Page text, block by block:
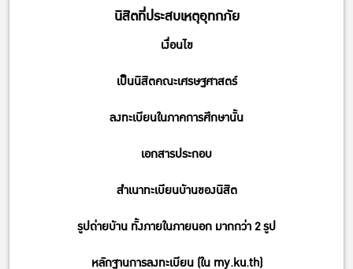
นิสิตที่ประสบเหตุอุทกภัย
เงื่อนไข
เป็นนิสิตคณะเศรษฐศาสตร์
ลงทะเบียนในภาคการศึกษานั้น
เอกสารประกอบ
สำเนาทะเบียนบ้านของนิสิต
รูปถ่ายบ้าน ทั้งภายในภายนอก มากกว่า 2 รูป
หลักฐานการลงทะเบียน (ใน my.ku.th)